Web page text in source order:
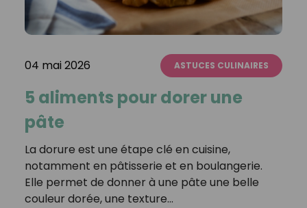
04 mai 2026 ASTUCES CULINAIRES
5 aliments pour dorer une
pâte
La dorure est une étape clé en cuisine,
notamment en pâtisserie et en boulangerie.
Elle permet de donner à une pâte une belle
couleur dorée, une texture…